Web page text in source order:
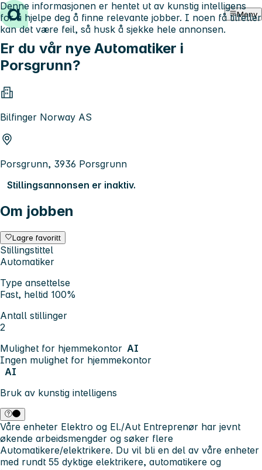
Hopp til innhold Meny
Er du vår nye Automatiker i
Porsgrunn?
Bilfinger Norway AS
Porsgrunn, 3936 Porsgrunn
Stillingsannonsen er inaktiv.
Om jobben
Lagre favoritt
Stillingstittel
Automatiker
Type ansettelse
Fast, heltid 100%
Antall stillinger
2
Mulighet for hjemmekontor AI
Ingen mulighet for hjemmekontor
AI
Bruk av kunstig intelligens
Denne informasjonen er hentet ut av kunstig intelligens
for å hjelpe deg å finne relevante jobber. I noen få tilfeller
kan det være feil, så husk å sjekke hele annonsen.
Våre enheter Elektro og El./Aut Entreprenør har jevnt
økende arbeidsmengder og søker flere
Automatikere/elektrikere. Du vil bli en del av våre enheter
med rundt 55 dyktige elektrikere, automatikere og